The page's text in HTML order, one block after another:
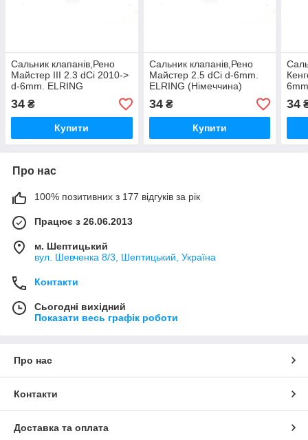
Сальник клапанів,Рено
Майстер III 2.3 dCi 2010->
d-6mm. ELRING
(Німеччина) 403730
34 ₴
Купити
Сальник клапанів,Рено
Майстер 2.5 dCi d-6mm.
ELRING (Німеччина)
403730
34₴
Купити
34
Про нас
100% позитивних з 177 відгуків за рік
Працює з 26.06.2013
м. Шептицький
вул. Шевченка 8/3, Шептицький, Україна
Контакти
Сьогодні вихідний
Показати весь графік роботи
Про нас
Контакти
Доставка та оплата